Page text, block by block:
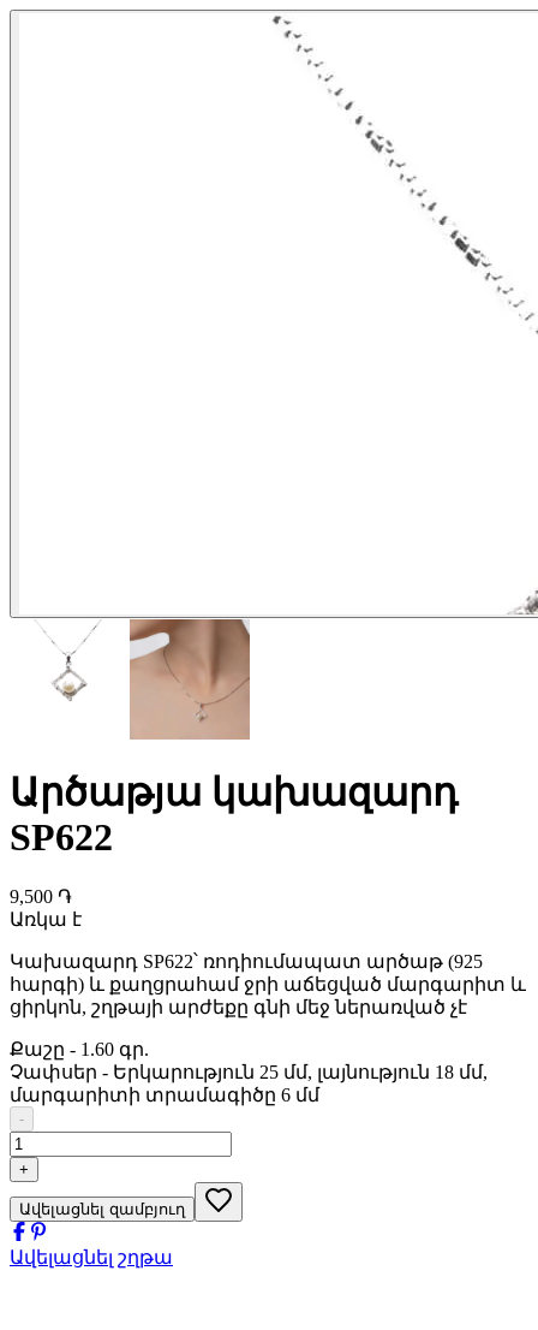
Արծաթյա կախազարդ
SP622
9,500 ֏
Առկա է
Կախազարդ SP622՝ ռոդիումապատ արծաթ (925
հարգի) և քաղցրահամ ջրի աճեցված մարգարիտ և
ցիրկոն, շղթայի արժեքը գնի մեջ ներառված չէ
Քաշը - 1.60 գր.
Չափսեր - Երկարություն 25 մմ, լայնություն 18 մմ,
մարգարիտի տրամագիծը 6 մմ
-
+
Ավելացնել զամբյուղ
Ավելացնել շղթա